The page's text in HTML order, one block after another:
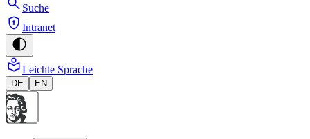
Suche
Intranet
Leichte Sprache
DE EN